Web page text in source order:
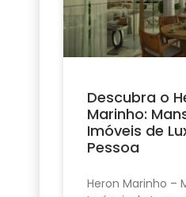
Descubra o
Marinho:
Imóveis de
Pessoa
Heron Marinho –